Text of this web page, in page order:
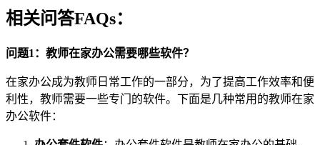
相关问答FAQs：
问题1：教师在家办公需要哪些软件？
在家办公成为教师日常工作的一部分，为了提高工作效率和便
利性，教师需要一些专门的软件。下面是几种常用的教师在家
办公软件：